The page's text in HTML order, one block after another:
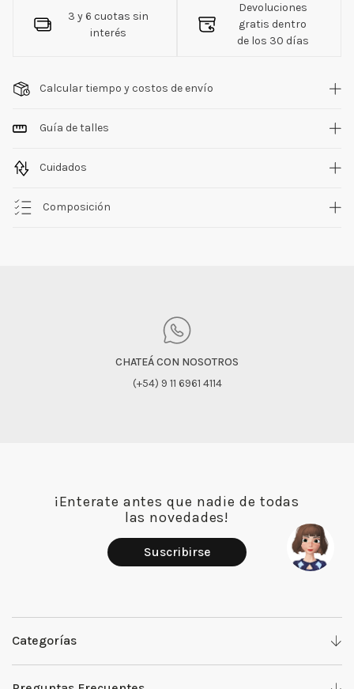
3 y 6 cuotas sin
interés
Devoluciones
gratis dentro
de los 30 días
Calcular tiempo y costos de envío
Guía de talles
Cuidados
Composición
CHATEÁ CON NOSOTROS
(+54) 9 11 6961 4114
¡Enterate antes que nadie de todas
las novedades!
Suscribirse
Categorías